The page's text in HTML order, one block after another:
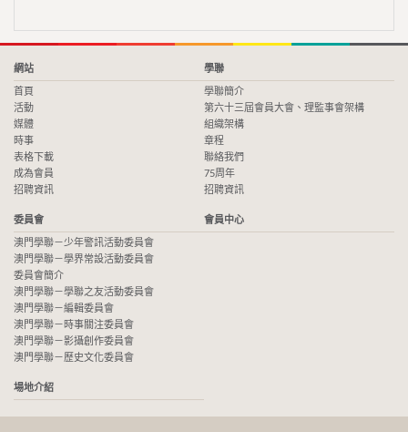
網站
首頁
活動
媒體
時事
表格下載
成為會員
招聘資訊
學聯
學聯簡介
第六十三屆會員大會、理監事會架構
組織架構
章程
聯絡我們
75周年
招聘資訊
委員會
澳門學聯－少年警訊活動委員會
澳門學聯－學界常設活動委員會
委員會簡介
澳門學聯－學聯之友活動委員會
澳門學聯－編輯委員會
澳門學聯－時事關注委員會
澳門學聯－影攝創作委員會
澳門學聯－歷史文化委員會
會員中心
場地介紹